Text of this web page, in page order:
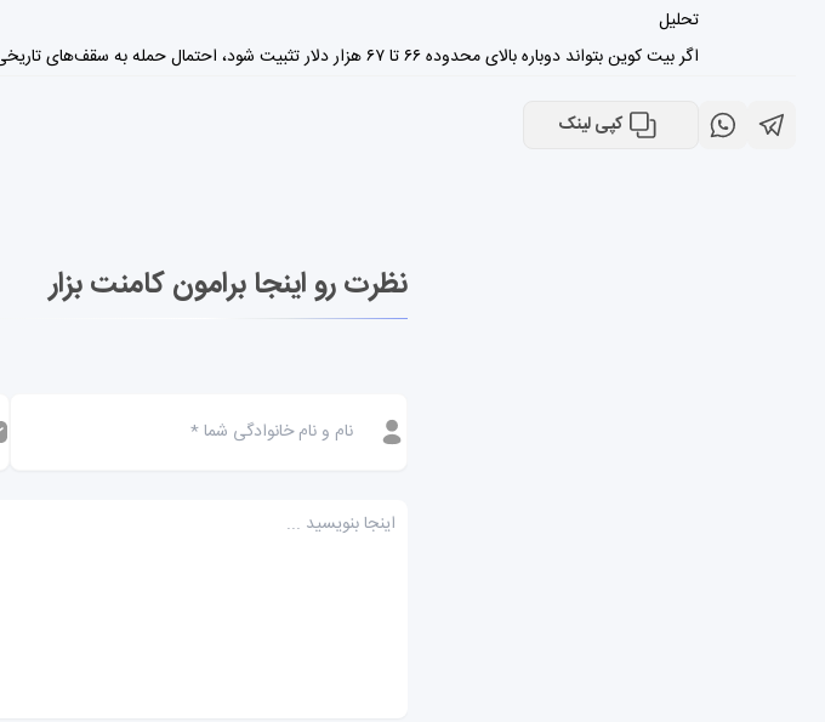
تحلیل
اگر بیت کوین بتواند دوباره بالای محدوده ۶۶ تا ۶۷ هزار دلار تثبیت شود، احتمال حمله به سقف‌های تاریخی جدید افزایش خواهد یافت.
کپی لینک
نظرت رو اینجا برامون کامنت بزار